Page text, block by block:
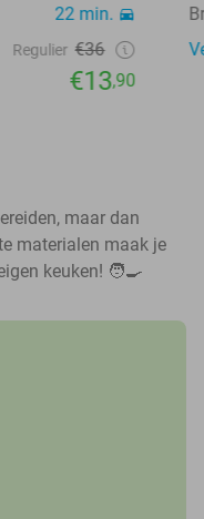
22 min.
Regulier €36
€13,90
maar dan
materialen maak je
keuken! 🧑🍳